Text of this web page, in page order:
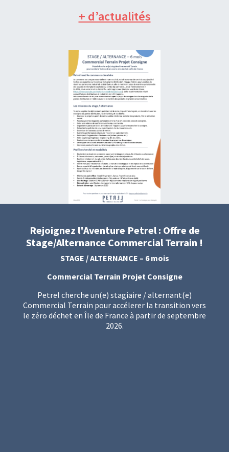
+ d’actualités
Rejoignez l'Aventure Petrel : Offre de
Stage/Alternance Commercial Terrain !
STAGE / ALTERNANCE – 6 mois
Commercial Terrain Projet Consigne
Petrel cherche un(e) stagiaire / alternant(e)
Commercial Terrain pour accélerer la transition vers
le zéro déchet en Île de France à partir de septembre
2026.